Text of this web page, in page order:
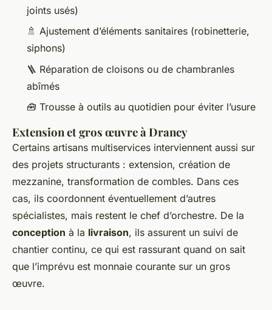
joints usés)
🚿 Ajustement d’éléments sanitaires (robinetterie,
siphons)
🪜 Réparation de cloisons ou de chambranles
abîmés
🧰 Trousse à outils au quotidien pour éviter l’usure
Extension et gros œuvre à Drancy
Certains artisans multiservices interviennent aussi sur
des projets structurants : extension, création de
mezzanine, transformation de combles. Dans ces
cas, ils coordonnent éventuellement d’autres
spécialistes, mais restent le chef d’orchestre. De la
conception à la livraison, ils assurent un suivi de
chantier continu, ce qui est rassurant quand on sait
que l’imprévu est monnaie courante sur un gros
œuvre.